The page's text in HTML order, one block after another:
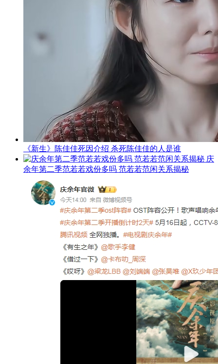
《新生》陈佳佳死因介绍 杀死陈佳佳的人是谁
庆
余年第二季范若若戏份多吗 范若若范闲关系揭秘